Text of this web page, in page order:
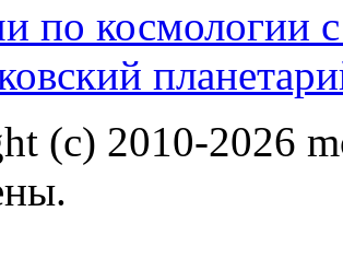
по космологии
(c) 2010-2026